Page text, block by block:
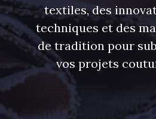
textiles, des
techniques et des
de tradition pour
vos projets